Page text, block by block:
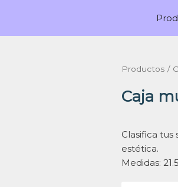
Productos /
Caja
Clasifica
estética.
Medidas: